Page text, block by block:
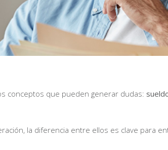
conceptos que pueden generar dudas:
la diferencia entre ellos es clave para